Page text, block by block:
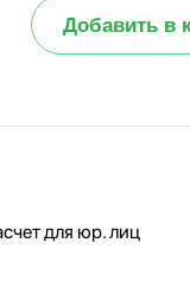
Добавить в
для юр. лиц